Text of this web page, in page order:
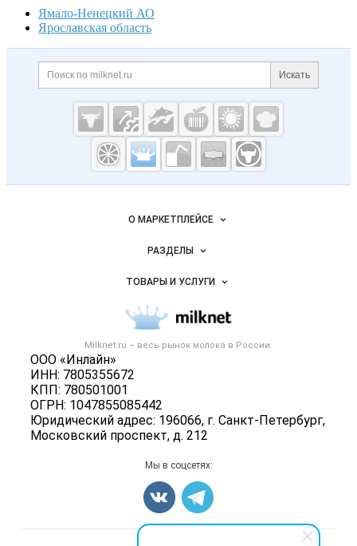
Ямало-Ненецкий АО
Ярославская область
Дополнительная информация
Поиск по сайту и
Искать
Cсылки на полезные проекты
Молочная
промышленность
Milknet.ru
Важные разделы и контакты
Milknet.ru – весь рынок молока в России.
ООО «Инлайн»
ИНН: 7805355672
КПП: 780501001
ОГРН: 1047855085442
Юридический адрес: 196066, г. Санкт-Петербург,
Московский проспект, д. 212
Навигация по сайтуО МАРКЕТПЛЕЙСЕ
Новости Milknet.ru
Размещение рекламы
Публичная оферта
Контактная информация
Политика обработки персональных данных
РАЗДЕЛЫ
Объявления
Новости рынка
ТОВАРЫ И УСЛУГИ
Молочная продукция
Вторичное сырье
Оборудование
Карта объявлений
Мы в соцсетях: